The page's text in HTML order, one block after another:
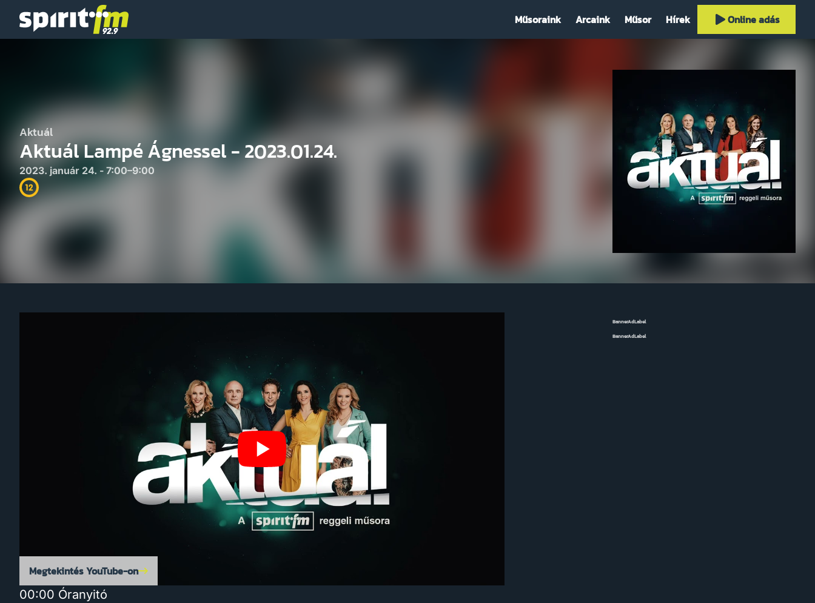
Spirit
Műsoraink Arcaink Műsor Hírek Online adás
Aktuál
Aktuál Lampé Ágnessel - 2023.01.24.
2023. január 24. - 7:00–9:00
BannerAdLabel
BannerAdLabel
Megtekintés YouTube-on
00:00 Óranyitó